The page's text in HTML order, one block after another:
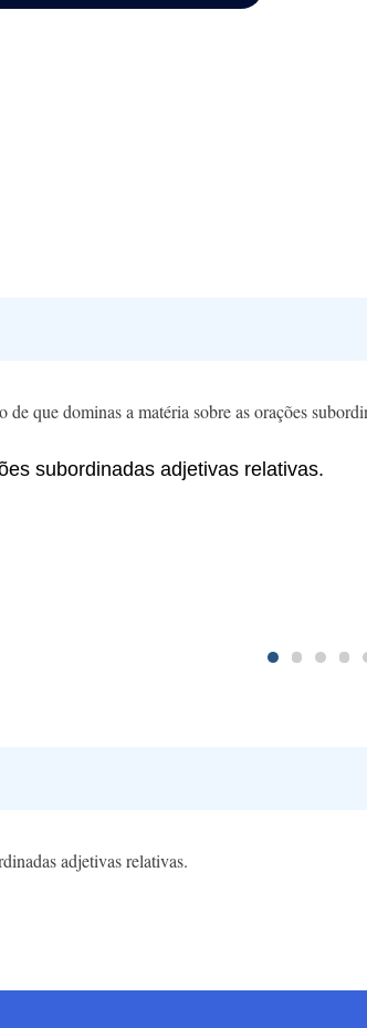
de que dominas a matéria sobre as orações
adjetivas relativas.